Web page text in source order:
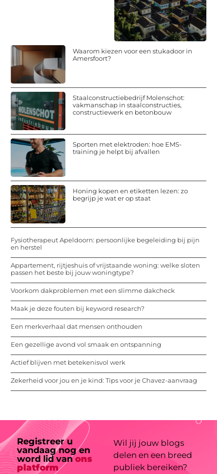
Waarom kiezen voor een stukadoor in
Amersfoort?
Staalconstructiebedrijf Molenschot:
vakmanschap in staalconstructies,
constructiewerk en betonbouw
Sporten met elektroden: hoe EMS-
training je helpt bij afvallen
Honing kopen en etiketten lezen: zo
begrijp je wat er op staat
Fysiotherapeut Apeldoorn: persoonlijke begeleiding bij pijn
en herstel
Appartement, rijtjeshuis of vrijstaande woning: welke sloten
passen het beste bij jouw woningtype?
Voorkom dakproblemen met een slimme dakcheck
Maak je deze fouten bij keyword research?
Een merkverhaal dat mensen onthouden
Een gezellige avond vol smaak en ontspanning
Actief blijven met betekenisvol werk
Zekerheid voor jou en je kind: Tips voor je Chavez-aanvraag
Registreer u
vandaag nog en
word lid vanons
platform
Wil jij jouw blogs
delen en een breed
publiek bereiken?